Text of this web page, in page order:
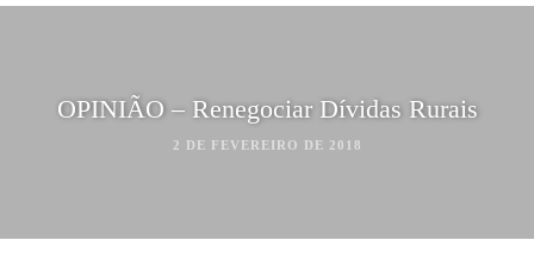
OPINIÃO – Renegociar Dívidas Rurais
2 DE FEVEREIRO DE 2018